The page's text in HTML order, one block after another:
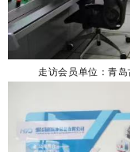
走访会员单位：青